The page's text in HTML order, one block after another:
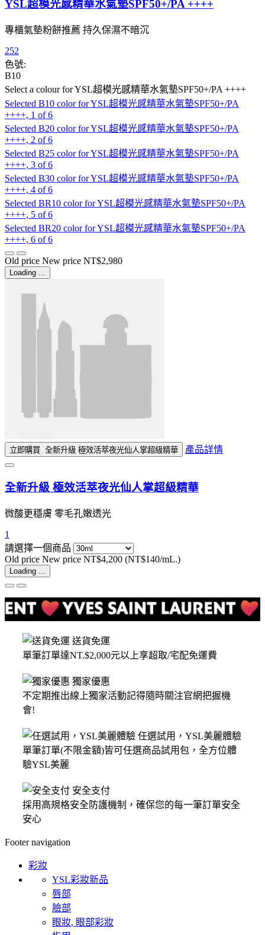
YSL超模光感精華水氣墊SPF50+/PA ++++
專櫃氣墊粉餅推薦 持久保濕不暗沉
252
色號:
B10
Select a colourfor YSL超模光感精華水氣墊SPF50+/PA ++++
Selected B10 color for YSL超模光感精華水氣墊SPF50+/PA
++++, 1 of 6
Selected B20 color for YSL超模光感精華水氣墊SPF50+/PA
++++, 2 of 6
Selected B25 color for YSL超模光感精華水氣墊SPF50+/PA
++++, 3 of 6
Selected B30 color for YSL超模光感精華水氣墊SPF50+/PA
++++, 4 of 6
Selected BR10 color for YSL超模光感精華水氣墊SPF50+/PA
++++, 5 of 6
Selected BR20 color for YSL超模光感精華水氣墊SPF50+/PA
++++, 6 of 6
Old price New price NT$2,980
Loading ...
立即購買 全新升級 極效活萃夜光仙人掌超級精華 產品詳情
全新升級 極效活萃夜光仙人掌超級精華
微酸更穩膚 零毛孔嫩透光
1
請選擇一個商品
Old price New price NT$4,200 (NT$140/mL.)
Loading ...
送貨免運
單筆訂單達NT.$2,000元以上享超取/宅配免運費
獨家優惠
不定期推出線上獨家活動記得隨時關注官網把握機
會!
任選試用，YSL美麗體驗
單筆訂單(不限金額)皆可任選商品試用包，全方位體
驗YSL美麗
安全支付
採用高規格安全防護機制，確保您的每一筆訂單安全
安心
Footer navigation
彩妝
YSL彩妝新品
唇部
臉部
眼妝, 眼部彩妝